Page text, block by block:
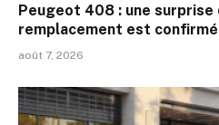
Peugeot 408 : une
remplacement est
août 7, 2026